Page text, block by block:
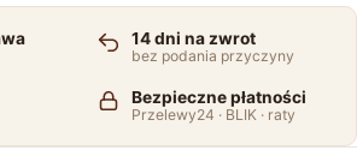
14 dni na zwrot
bez podania przyczyny
Bezpieczne płatności
Przelewy24 · BLIK · raty